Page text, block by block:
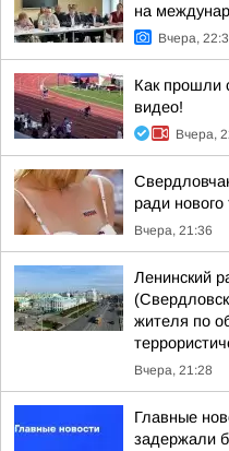
на
Вчера,
Как прошли
видео!
Вчера,
ради нового
Вчера, 21:36
Ленинский
жителя по
Вчера, 21:28
Главные
задержали